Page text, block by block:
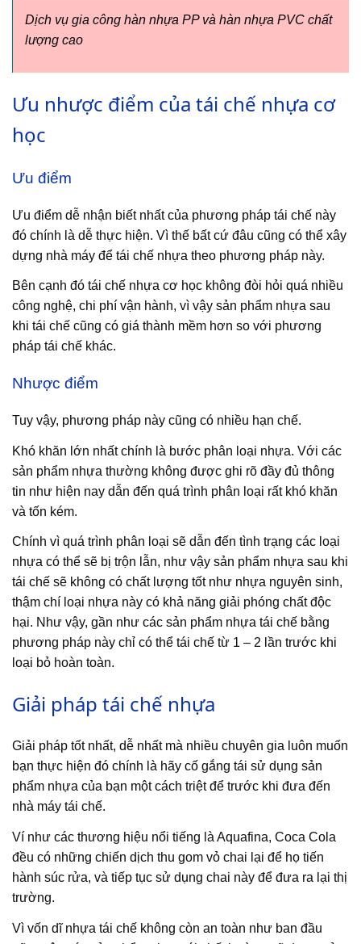
Dịch vụ gia công hàn nhựa PP và hàn nhựa PVC chất
lượng cao
Ưu nhược điểm của tái chế nhựa cơ
học
Ưu điểm
Ưu điểm dễ nhận biết nhất của phương pháp tái chế này
đó chính là dễ thực hiện. Vì thế bất cứ đâu cũng có thể xây
dựng nhà máy để tái chế nhựa theo phương pháp này.
Bên cạnh đó tái chế nhựa cơ học không đòi hỏi quá nhiều
công nghệ, chi phí vận hành, vì vậy sản phẩm nhựa sau
khi tái chế cũng có giá thành mềm hơn so với phương
pháp tái chế khác.
Nhược điểm
Tuy vậy, phương pháp này cũng có nhiều hạn chế.
Khó khăn lớn nhất chính là bước phân loại nhựa. Với các
sản phẩm nhựa thường không được ghi rõ đầy đủ thông
tin như hiện nay dẫn đến quá trình phân loại rất khó khăn
và tốn kém.
Chính vì quá trình phân loại sẽ dẫn đến tình trạng các loại
nhựa có thể sẽ bị trộn lẫn, như vậy sản phẩm nhựa sau khi
tái chế sẽ không có chất lượng tốt như nhựa nguyên sinh,
thậm chí loại nhựa này có khả năng giải phóng chất độc
hại. Như vậy, gần như các sản phẩm nhựa tái chế bằng
phương pháp này chỉ có thể tái chế từ 1 – 2 lần trước khi
loại bỏ hoàn toàn.
Giải pháp tái chế nhựa
Giải pháp tốt nhất, dễ nhất mà nhiều chuyên gia luôn muốn
bạn thực hiện đó chính là hãy cố gắng tái sử dụng sản
phẩm nhựa của bạn một cách triệt để trước khi đưa đến
nhà máy tái chế.
Ví như các thương hiệu nổi tiếng là Aquafina, Coca Cola
đều có những chiến dịch thu gom vỏ chai lại để họ tiến
hành súc rửa, và tiếp tục sử dụng chai này để đưa ra lại thị
trường.
Vì vốn dĩ nhựa tái chế không còn an toàn như ban đầu